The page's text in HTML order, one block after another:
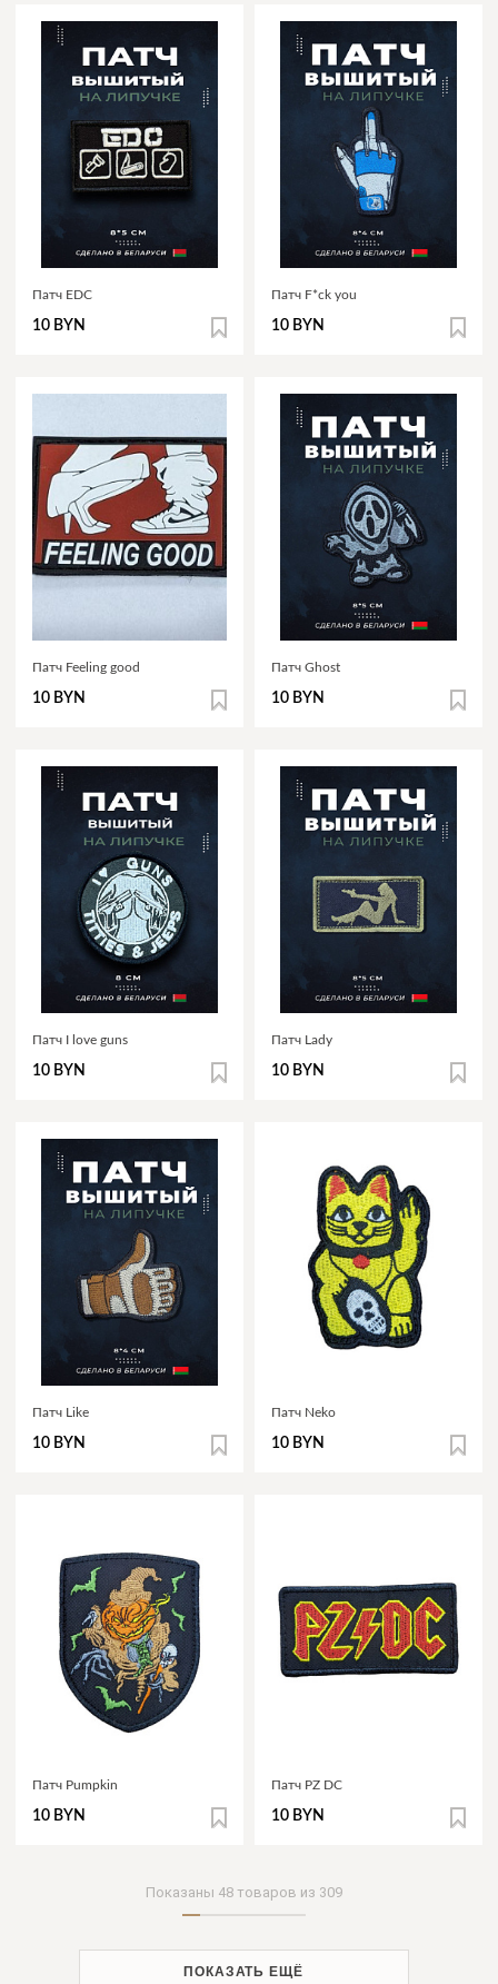
Патч EDC
10 BYN
Патч F*ck you
10 BYN
Патч Feeling good
10 BYN
Патч Ghost
10 BYN
Патч I love guns
10 BYN
Патч Lady
10 BYN
Патч Like
10 BYN
Патч Neko
10 BYN
Патч Pumpkin
10 BYN
Патч PZ DC
10 BYN
Показаны 48товаров из 309
ПОКАЗАТЬ ЕЩЁ